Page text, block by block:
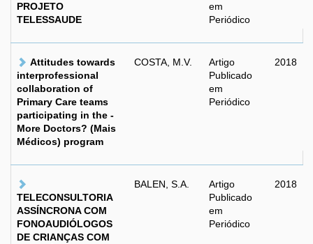
PROJETO
TELESSAUDE
em
Periódico
Attitudes towards
interprofessional
collaboration of
Primary Care teams
participating in the -
More Doctors? (Mais
Médicos) program
COSTA, M.V.
Artigo
Publicado
em
Periódico
2018
TELECONSULTORIA
ASSÍNCRONA COM
FONOAUDIÓLOGOS
DE CRIANÇAS COM
BALEN, S.A.
Artigo
Publicado
em
Periódico
2018